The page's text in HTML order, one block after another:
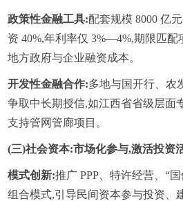
政策性金融工具:配套规模 8000 亿
资 40%,年利率仅 3%—4%,期限匹
地方政府与企业融资成本。
开发性金融合作:多地与国开行、农
争取中长期授信,如江西省省级层面
支持管网管廊项目。
(三)社会资本:市场化参与,激活投资
模式创新:推广 PPP、特许经营、“
组合模式,引导民间资本参与投资、